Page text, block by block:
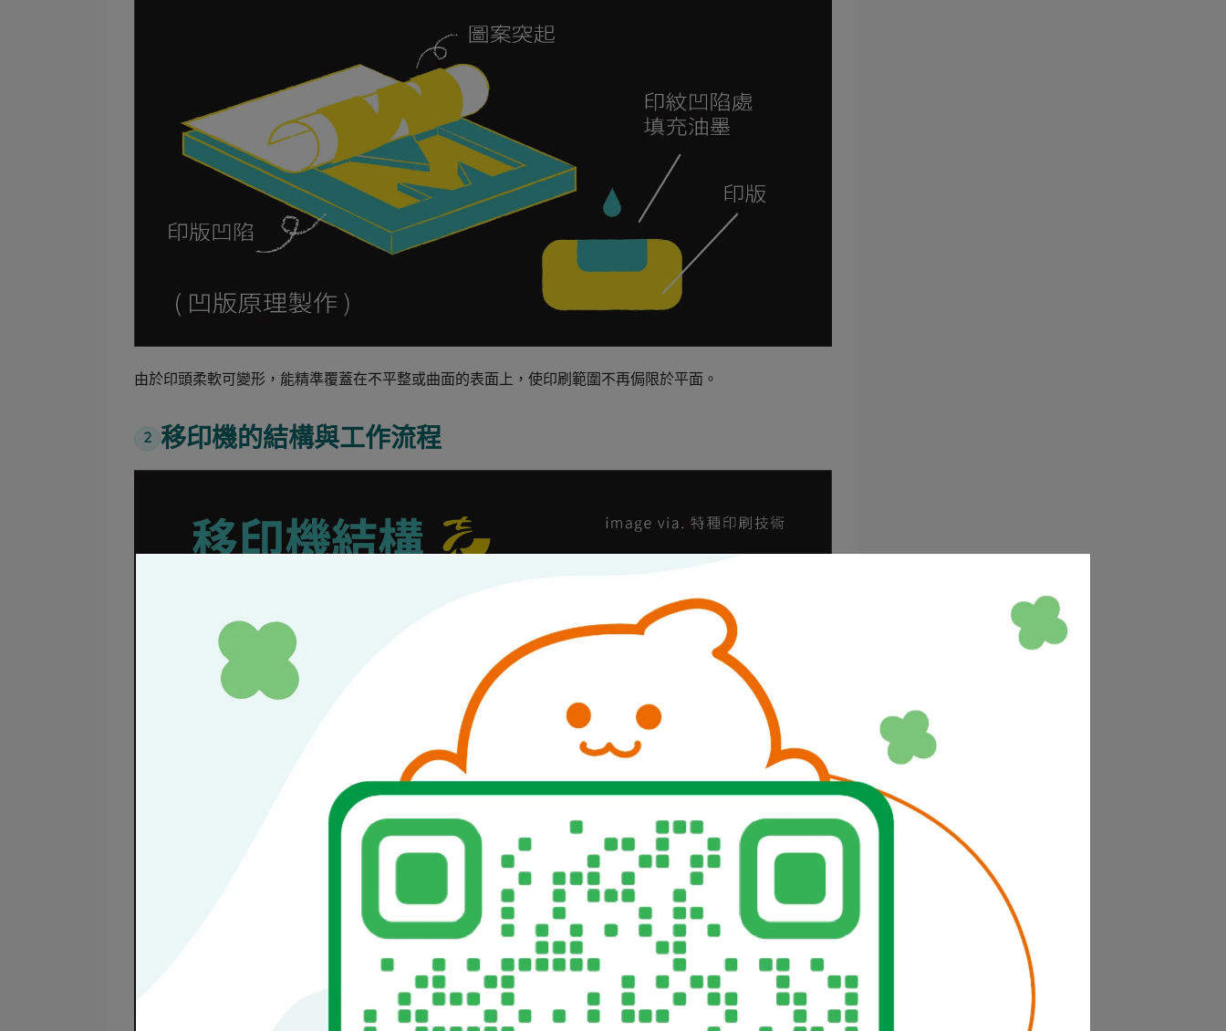
由於印頭柔軟可變形，能精準覆蓋在不平整或曲面的表面上，使印刷範圍不再侷限於平面。
2 移印機的結構與工作流程